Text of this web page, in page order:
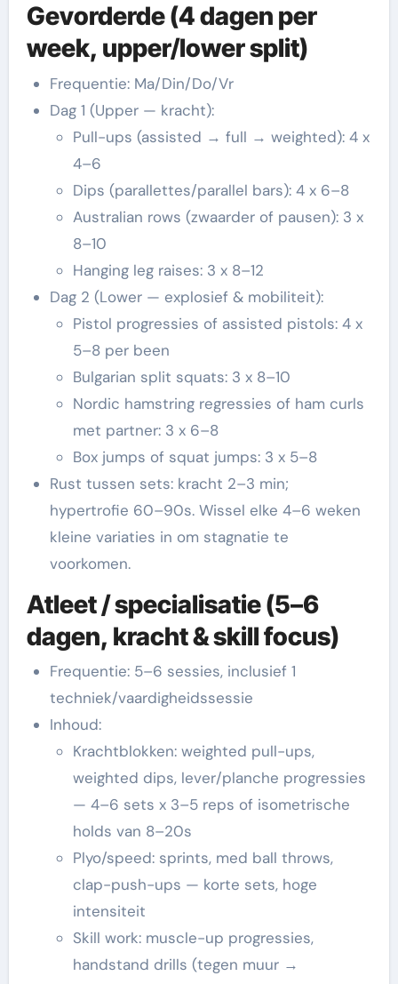
Gevorderde (4 dagen per
week, upper/lower split)
Frequentie: Ma/Din/Do/Vr
Dag 1 (Upper — kracht):
Pull-ups (assisted → full → weighted): 4 x
4–6
Dips (parallettes/parallel bars): 4 x 6–8
Australian rows (zwaarder of pausen): 3 x
8–10
Hanging leg raises: 3 x 8–12
Dag 2 (Lower — explosief & mobiliteit):
Pistol progressies of assisted pistols: 4 x
5–8 per been
Bulgarian split squats: 3 x 8–10
Nordic hamstring regressies of ham curls
met partner: 3 x 6–8
Box jumps of squat jumps: 3 x 5–8
Rust tussen sets: kracht 2–3 min;
hypertrofie 60–90s. Wissel elke 4–6 weken
kleine variaties in om stagnatie te
voorkomen.
Atleet / specialisatie (5–6
dagen, kracht & skill focus)
Frequentie: 5–6 sessies, inclusief 1
techniek/vaardigheidssessie
Inhoud:
Krachtblokken: weighted pull-ups,
weighted dips, lever/planche progressies
— 4–6 sets x 3–5 reps of isometrische
holds van 8–20s
Plyo/speed: sprints, med ball throws,
clap-push-ups — korte sets, hoge
intensiteit
Skill work: muscle-up progressies,
handstand drills (tegen muur →